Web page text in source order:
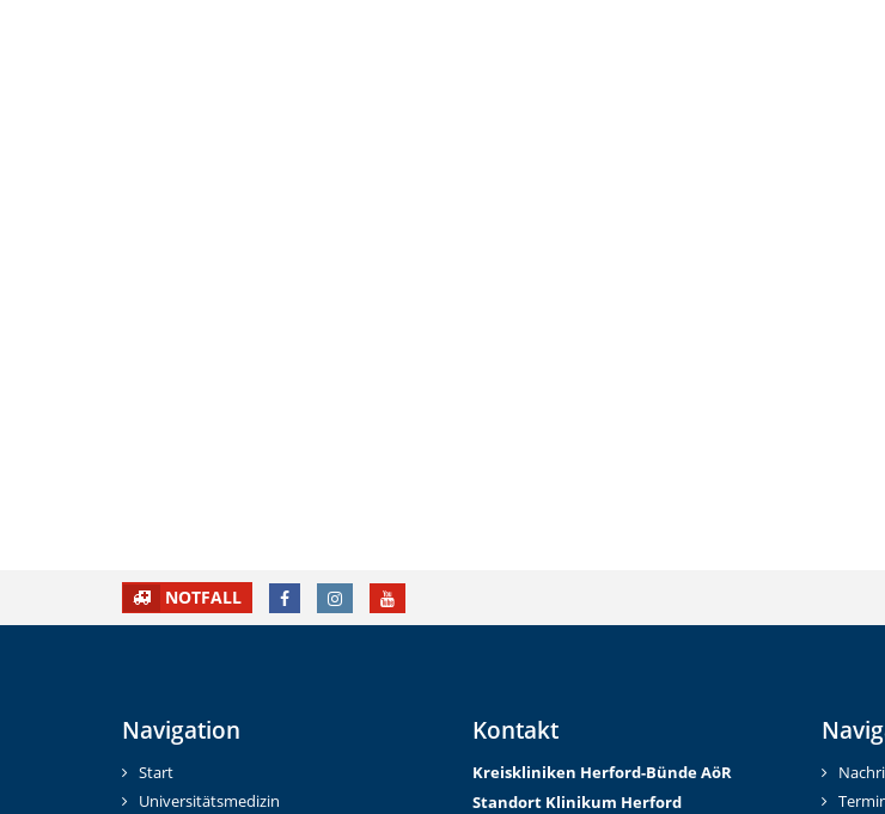
NOTFALL FACEBOOKINSTAGRAMYOUTUBE
Navigation
Start
Universitätsmedizin
Kontakt
Kreiskliniken Herford-Bünde AöR
Standort Klinikum Herford